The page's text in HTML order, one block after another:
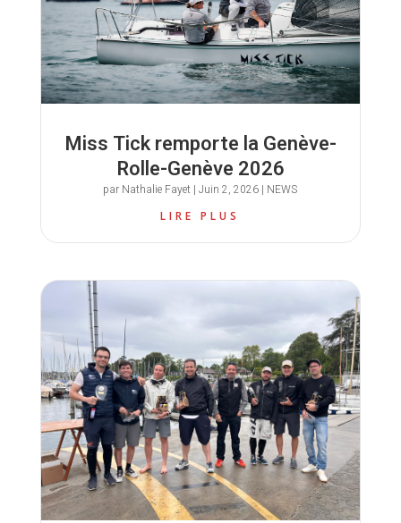
Miss Tick remporte la Genève-
Rolle-Genève 2026
par Nathalie Fayet |Juin 2, 2026 | NEWS
LIRE PLUS